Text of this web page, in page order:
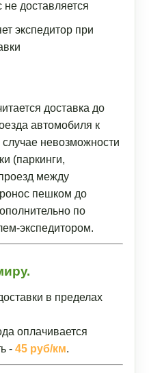
доставляется
экспедитор при
доставка до
автомобиля к
невозможности
(паркинги,
между
пешком до
по
экспедитором.
в пределах
оплачивается
- 45 руб/км.